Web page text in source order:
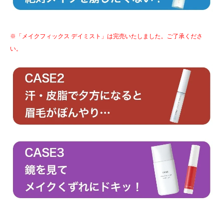
※「メイクフィックス デイミスト」は完売いたしました。ご了承くださ
い。